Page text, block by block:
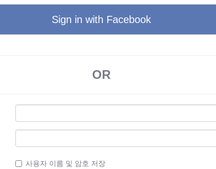
Sign in with Facebook
OR
사용자 이름 및 암호 저장